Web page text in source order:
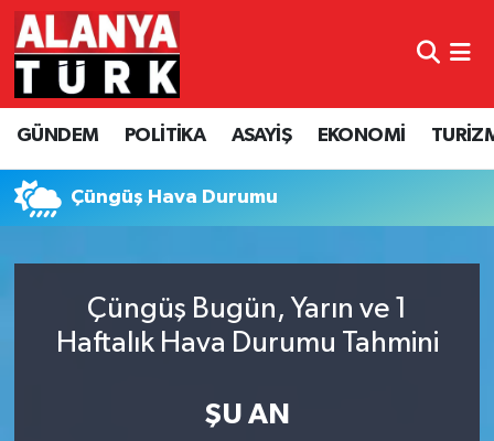
GÜNDEM POLİTİKA ASAYİŞ EKONOMİ
Çüngüş Hava Durumu
Çüngüş Bugün, Yarın ve 1
Haftalık Hava Durumu Tahmini
ŞU AN
GÜNDEM
POLİTİKA
ASAYİŞ
TURİZM
Nöbetçi Eczaneler
Hava Durumu
Namaz Vakitleri
Süper Lig Puan Durumu ve Fikstür
Son Dakika Haberleri